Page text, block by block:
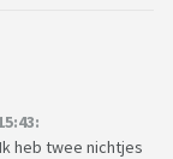
heb twee nichtjes